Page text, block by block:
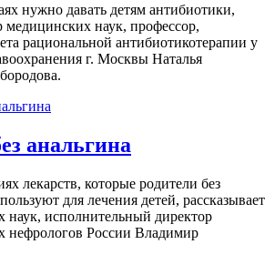
нужно давать детям антибиотики,
медицинских наук, профессор,
рациональной антибиотикотерапии у
г. Москвы Наталья
анальгина
лекарств, которые родители без
для лечения детей, рассказывает
наук, исполнительный директор
нефрологов России Владимир